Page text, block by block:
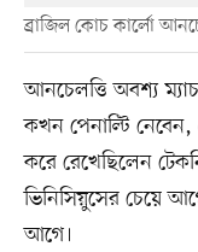
ব্রাজিল কোচ কার্লো
আনচেলত্তি অবশ্য
কখন পেনাল্টি
করে রেখেছিলেন
ভিনিসিয়ুসের চেয়ে
আগে।